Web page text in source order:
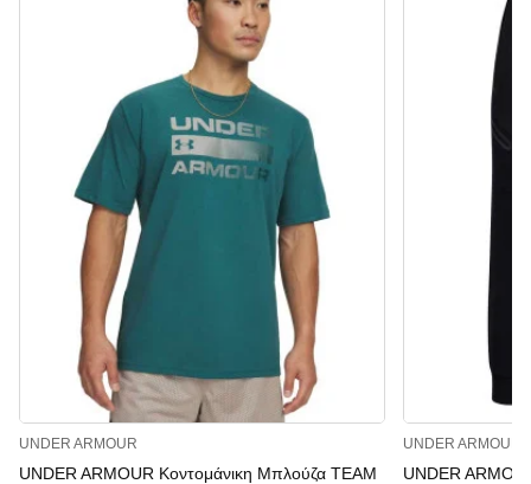
UNDER ARMOUR
UNDER ARMOUR Κοντομάνικη Μπλούζα TEAM
UNDER ARMOUR
UNDER